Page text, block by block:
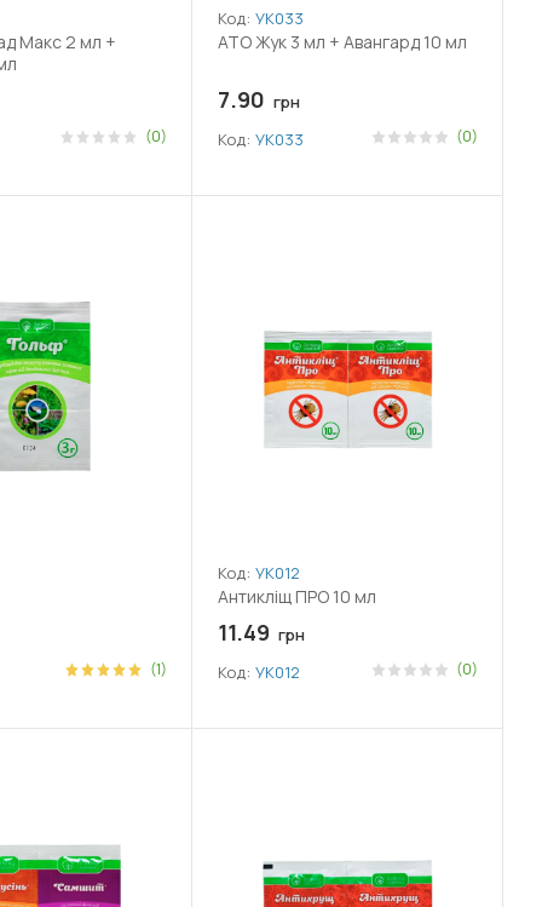
Макс 2 мл +
(0)
Код: УК033
АТО Жук 3 мл + Авангард 10 мл
7.90 грн
Код: УК033 (0)
(1)
Код: УК012
Антикліщ ПРО 10 мл
11.49 грн
Код: УК012 (0)